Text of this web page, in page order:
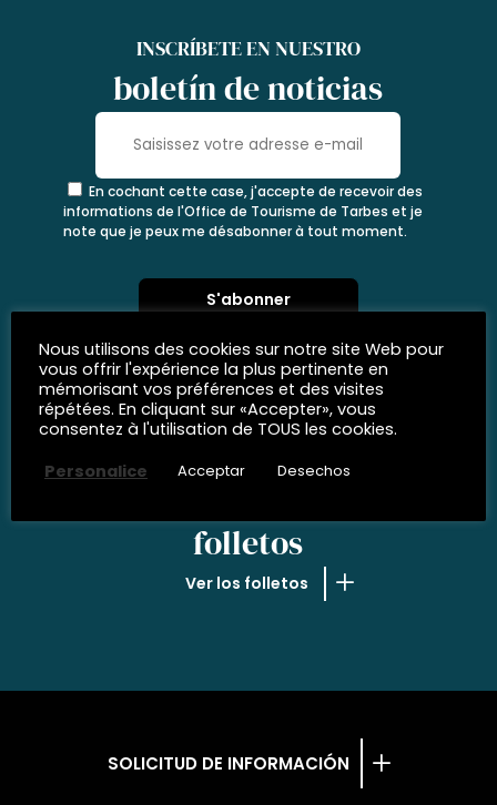
INSCRÍBETE EN NUESTRO
boletín de noticias
En cochant cette case, j'accepte de recevoir des
informations de l'Office de Tourisme de Tarbes et je
note que je peux me désabonner à tout moment.
folletos
Ver los folletos
SOLICITUD DE INFORMACIÓN
Nous utilisons des cookies sur notre site Web pour
vous offrir l'expérience la plus pertinente en
mémorisant vos préférences et des visites
répétées. En cliquant sur «Accepter», vous
consentez à l'utilisation de TOUS les cookies.
Personalice
Acceptar Desechos